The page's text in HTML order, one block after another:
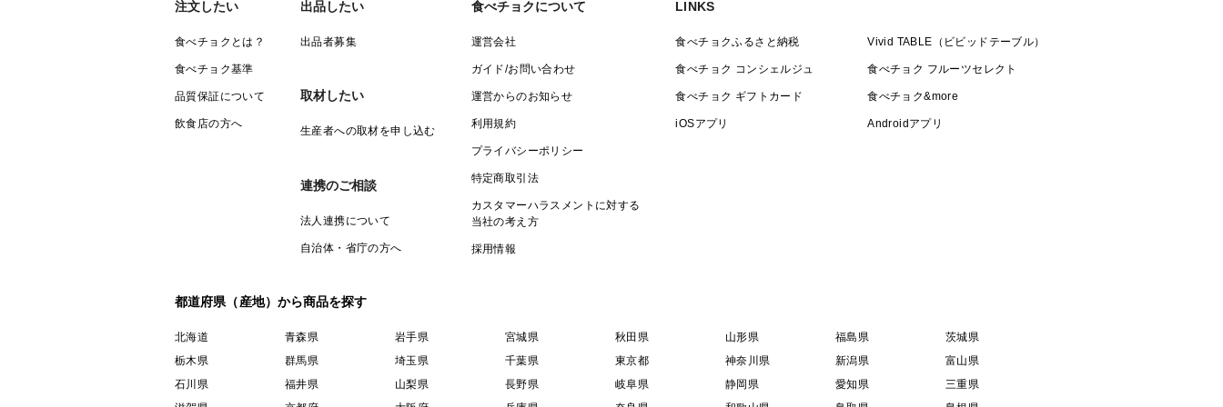
■品種
毛ガニと同じクリガニ科のカニです。
水揚げの多くは青森県内で消費されるというあまり知られていないかにかと思いますが、
味は毛ガニに負けず濃厚で美味です。
価格は毛ガニと比べて安価な点は大きな魅力です。
我が家おすすめの茹で方、蒸し方をご案内します。
注文したい
食べチョクとは？
食べチョク基準
品質保証について
飲食店の方へ
出品したい
出品者募集
取材したい
生産者への取材を申し込む
連携のご相談
法人連携について
自治体・省庁の方へ
食べチョクについて
運営会社
ガイド/お問い合わせ
運営からのお知らせ
利用規約
プライバシーポリシー
特定商取引法
カスタマーハラスメントに対する
当社の考え方
採用情報
LINKS
食べチョクふるさと納税 Vivid TABLE（ビビッドテーブル）
食べチョク コンシェルジュ 食べチョク フルーツセレクト
食べチョク ギフトカード 食べチョク&more
iOSアプリ Androidアプリ
都道府県（産地）から商品を探す
北海道 青森県 岩手県 宮城県 秋田県 山形県 福島県
茨城県
栃木県
群馬県 埼玉県 千葉県 東京都 神奈川県 新潟県
富山県
石川県
福井県 山梨県 長野県 岐阜県 静岡県 愛知県
三重県